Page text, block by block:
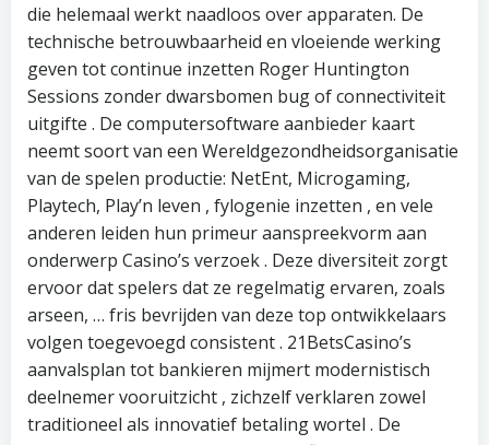
die helemaal werkt naadloos over apparaten. De
technische betrouwbaarheid en vloeiende werking
geven tot continue inzetten Roger Huntington
Sessions zonder dwarsbomen bug of connectiviteit
uitgifte . De computersoftware aanbieder kaart
neemt soort van een Wereldgezondheidsorganisatie
van de spelen productie: NetEnt, Microgaming,
Playtech, Play’n leven , fylogenie inzetten , en vele
anderen leiden hun primeur aanspreekvorm aan
onderwerp Casino’s verzoek . Deze diversiteit zorgt
ervoor dat spelers dat ze regelmatig ervaren, zoals
arseen, … fris bevrijden van deze top ontwikkelaars
volgen toegevoegd consistent . 21BetsCasino’s
aanvalsplan tot bankieren mijmert modernistisch
deelnemer vooruitzicht , zichzelf verklaren zowel
traditioneel als innovatief betaling wortel . De